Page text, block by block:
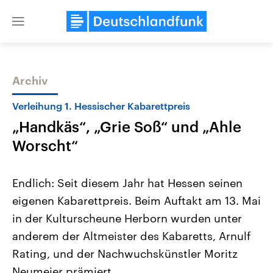
Close
Themen
Landtagswahl Sachsen-Anhalt
2026
Alle Informationen
Sachsen-Anhalt wählt am 6.
September 2026 einen neuen
Landtag. Seit 2021 wird das
Bundesland von einer Koalition aus
Aktuelle Beiträge,
Hintergründe
Wirtschaftlich und
gehören die Vereinigten
den mächtigsten Ländern
Archiv
Verleihung 1. Hessischer Kabarettpreis
„Handkäs“, „Grie Soß“ und „Ahle
Worscht“
Endlich: Seit diesem Jahr hat Hessen seinen
eigenen Kabarettpreis. Beim Auftakt am 13. Mai
in der Kulturscheune Herborn wurden unter
anderem der Altmeister des Kabaretts, Arnulf
Rating, und der Nachwuchskünstler Moritz